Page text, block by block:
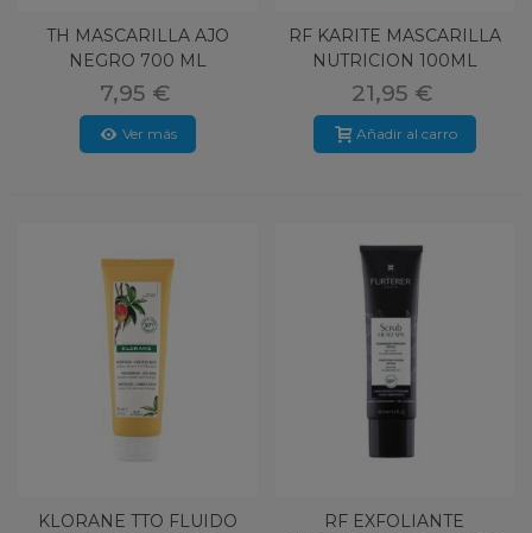
TH MASCARILLA AJO
NEGRO 700 ML
7,95 €
Ver más
RF KARITE MASCARILLA
NUTRICION 100ML
INTENSA
21,95 €
Añadir al carro
KLORANE TTO FLUIDO
RF EXFOLIANTE